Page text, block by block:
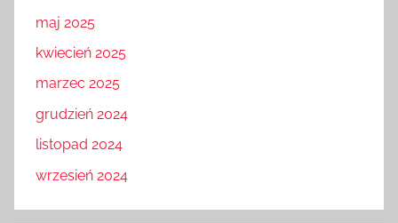
maj 2025
kwiecień 2025
marzec 2025
grudzień 2024
listopad 2024
wrzesień 2024